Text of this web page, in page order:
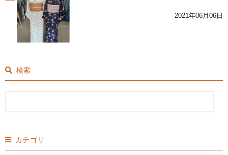
2021年06月06日
検索
カテゴリ